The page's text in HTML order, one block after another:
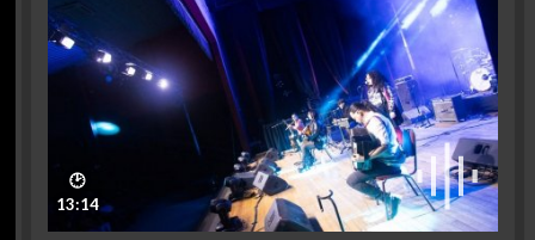
🕑
13:14